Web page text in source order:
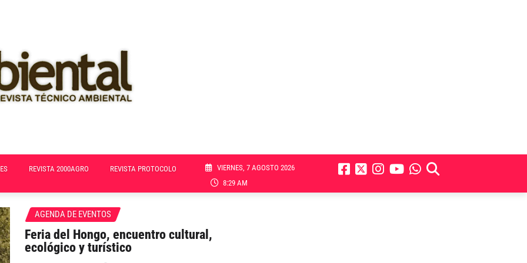
REVISTA 2000AGRO REVISTA PROTOCOLO
VIERNES, 7 AGOSTO 2026
8:29 AM
AGENDA DE EVENTOS
Feria del Hongo, encuentro cultural,
ecológico y turístico